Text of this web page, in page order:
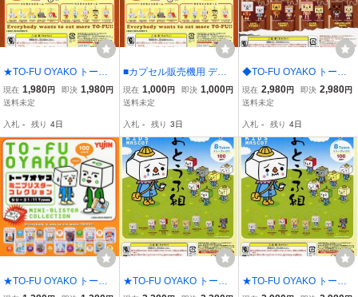
★TO-FU OYAKO トーフ
オヤコ こけ×かけ マスコ
ット…カケちゃったチー
子/おかん/むすこ) フィギ
ュア DEVILROBOTS
現在 1,980円 即決 1,980円
送料未定
入札 - 残り 4日
■カプセル販売機用 ディ
スプレイ台紙【★TO-FU
OYAKO トーフオヤコ こ
新品台紙１枚 ※DEVILRO
BOTS/トーフ/オヤコ
現在 1,000円 即決 1,000円
送料未定
入札 - 残り 3日
◆TO-FU OYAKO トーフ
オヤコ スイートーフすい
んぐ…全8種 (DEVILROB
ん/おとん/むすこ/他) フィ
ギュア マスコット
現在 2,980円 即決 2,980円
送料未定
入札 - 残り 4日
★TO-FU OYAKO トーフ
★TO-FU OYAKO トーフ
★TO-FU OYAKO トーフ